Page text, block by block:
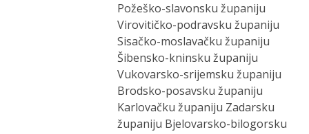
Požeško-slavonsku županiju
Virovitičko-podravsku županiju
Sisačko-moslavačku županiju
Šibensko-kninsku županiju
Vukovarsko-srijemsku županiju
Brodsko-posavsku županiju
Karlovačku županiju Zadarsku
županiju Bjelovarsko-bilogorsku